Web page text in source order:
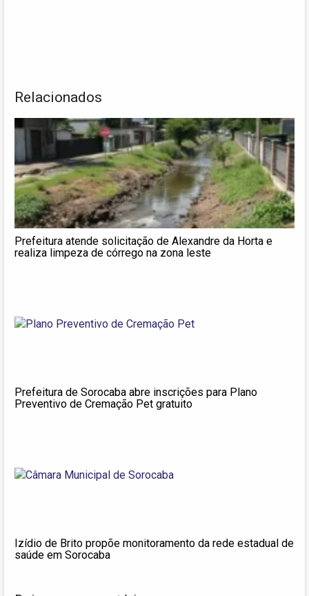
Relacionados
Prefeitura atende solicitação de Alexandre da Horta e
realiza limpeza de córrego na zona leste
Prefeitura de Sorocaba abre inscrições para Plano
Preventivo de Cremação Pet gratuito
Izídio de Brito propõe monitoramento da rede estadual de
saúde em Sorocaba